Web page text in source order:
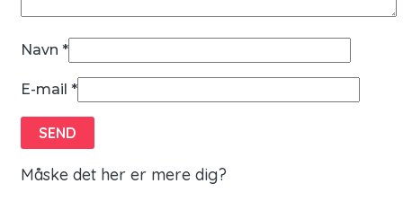
Navn *
E-mail *
Måske det her er mere dig?